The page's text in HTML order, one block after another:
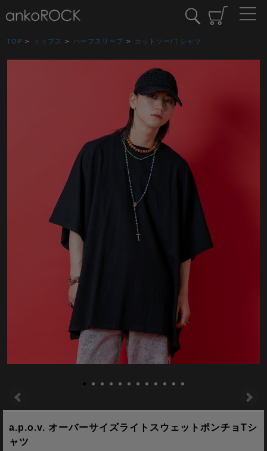
TOP > トップス > ハーフスリーブ > カットソー/Ｔシャツ
a.p.o.v. オーバーサイズライトスウェットポンチョTシ
ャツ